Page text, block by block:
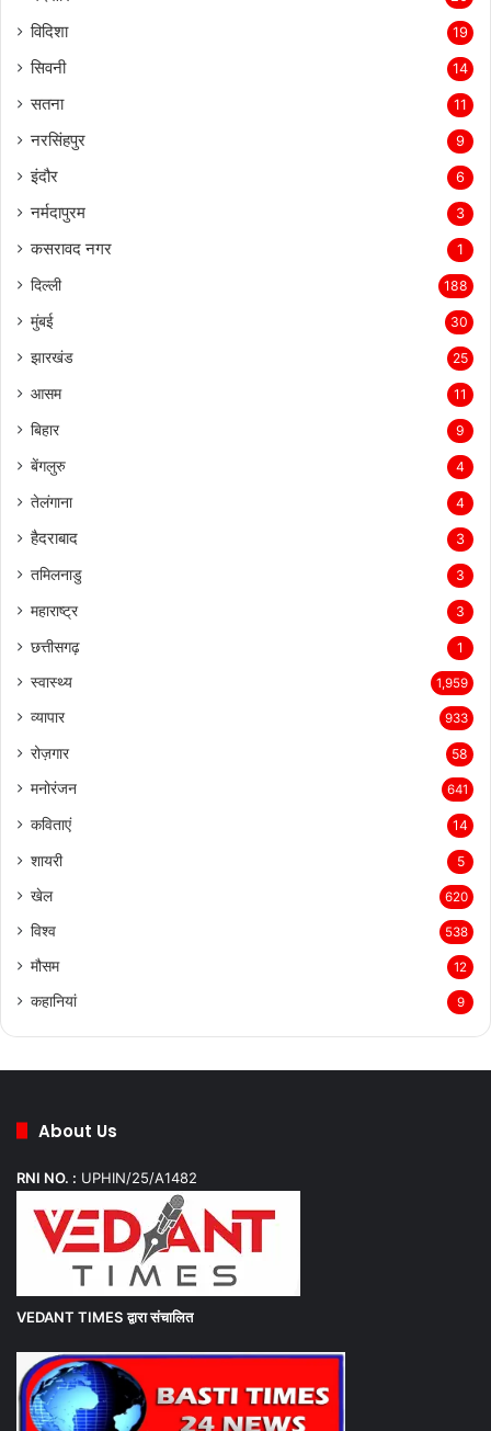
विदिशा 19
सिवनी 14
सतना 11
नरसिंहपुर 9
इंदौर 6
नर्मदापुरम 3
कसरावद नगर 1
दिल्ली 188
मुंबई 30
झारखंड 25
आसम 11
बिहार 9
बेंगलुरु 4
तेलंगाना 4
हैदराबाद 3
तमिलनाडु 3
महाराष्ट्र 3
छत्तीसगढ़ 1
स्वास्थ्य 1,959
व्यापार 933
रोज़गार 58
मनोरंजन 641
कविताएं 14
शायरी 5
खेल 620
विश्व 538
मौसम 12
कहानियां 9
About Us
RNI NO. : UPHIN/25/A1482
VEDANT TIMES द्वारा संचालित